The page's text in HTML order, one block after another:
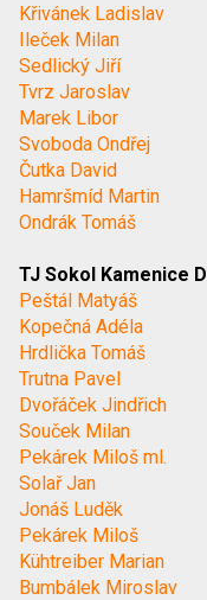
Křivánek Ladislav
Ileček Milan
Sedlický Jiří
Tvrz Jaroslav
Marek Libor
Svoboda Ondřej
Čutka David
Hamršmíd Martin
Ondrák Tomáš
TJ Sokol Kamenice D
Peštál Matyáš
Kopečná Adéla
Hrdlička Tomáš
Trutna Pavel
Dvořáček Jindřich
Souček Milan
Pekárek Miloš ml.
Solař Jan
Jonáš Luděk
Pekárek Miloš
Kühtreiber Marian
Bumbálek Miroslav